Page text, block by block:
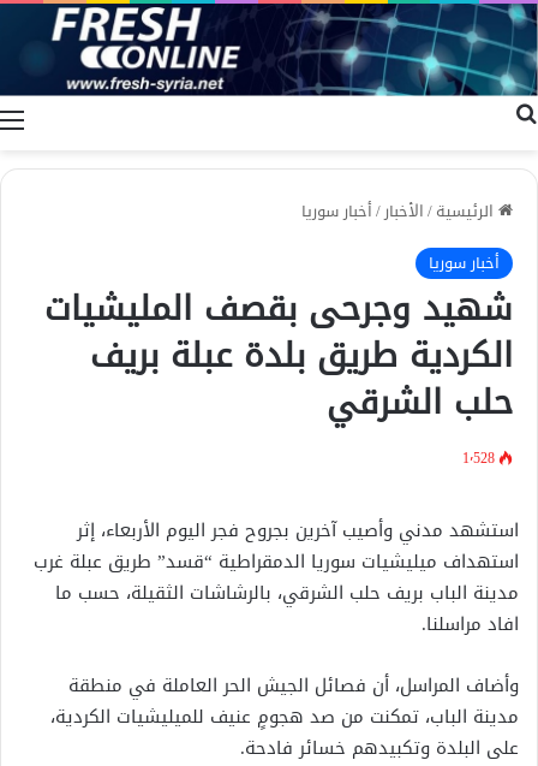
الرئيسية/الأخبار/أخبار سوريا
أخبار سوريا
شهيد وجرحى بقصف المليشيات
الكردية طريق بلدة عبلة بريف
حلب الشرقي
1٬528
استشهد مدني وأصيب آخرين بجروح فجر اليوم الأربعاء، إثر
استهداف ميليشيات سوريا الدمقراطية “قسد” طريق عبلة غرب
مدينة الباب بريف حلب الشرقي، بالرشاشات الثقيلة، حسب ما
افاد مراسلنا.
وأضاف المراسل، أن فصائل الجيش الحر العاملة في منطقة
مدينة الباب، تمكنت من صد هجومٍ عنيف للميليشيات الكردية،
على البلدة وتكبيدهم خسائر فادحة.